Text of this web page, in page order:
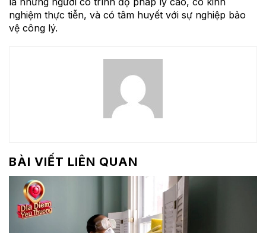
nghiệm thực tiễn, và có tâm huyết với sự nghiệp bảo
vệ công lý.
BÀI VIẾT LIÊN QUAN